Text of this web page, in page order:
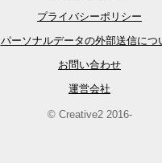
プライバシーポリシー
パーソナルデータの外部送信につ
お問い合わせ
運営会社
© Creative2 2016-